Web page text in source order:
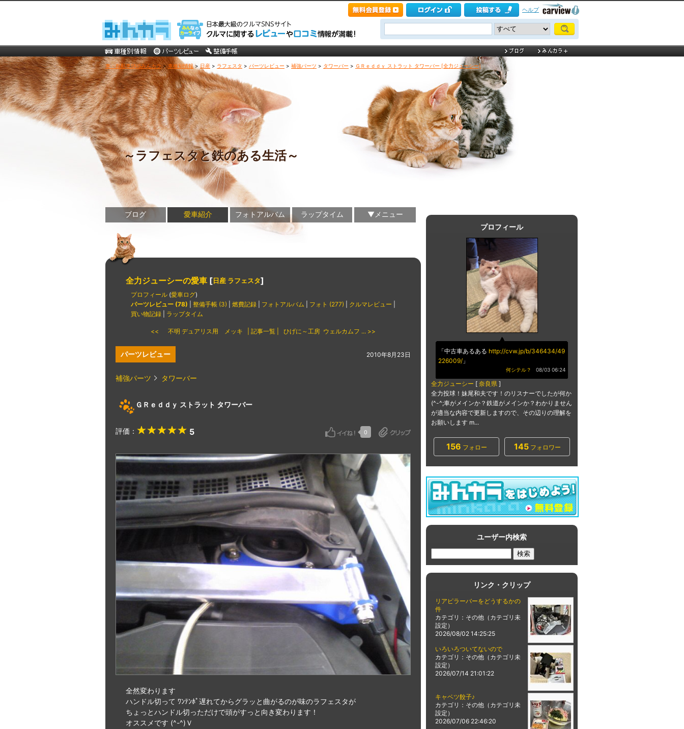
ヘルプ
車・自動車SNSみんカラ>車種別情報> 日産 > ラフェスタ > パーツレビュー > 補強パーツ > タワーバー > ＧＲｅｄｄｙ ストラット タワーバー [全力ジューシー]
～ラフェスタと鉄のある生活～
ブログ 愛車紹介 フォトアルバム ラップタイム ▼メニュー
全力ジューシーの愛車 [日産 ラフェスタ]
プロフィール (愛車ログ)
パーツレビュー (78)
整備手帳 (3) 燃費記録 フォトアルバム フォト (277) クルマレビュー
買い物記録
ラップタイム
<< 不明 デュアリス用 メッキ | 記事一覧 | ひげに～工房 ウェルカムフ ... >>
パーツレビュー 2010年8月23日
補強パーツ タワーバー
ＧＲｅｄｄｙ ストラット タワーバー
評価： 5 0
全然変わります
ハンドル切って ﾜﾝﾃﾝﾎﾟ遅れてからグラッと曲がるのが味のラフェスタが
ちょっとハンドル切っただけで頭がすっと向き変わります！
オススメです (^-^)Ｖ
プロフィール
「中古車あるある http://cvw.jp/b/346434/49
226009/ 」
何シテル？ 08/03 06:24
全力ジューシー [ 奈良県 ]
全力投球！妹尾和夫です！のリスナーでしたが何か
(^-^;車がメインか？鉄道がメインか？わかりません
が適当な内容で更新しますので、その辺りの理解を
お願いします m...
156 フォロー 145フォロワー
ユーザー内検索
リンク・クリップ
リアピラーバーをどうするかの
件
カテゴリ：その他（カテゴリ未
設定）
2026/08/02 14:25:25
いろいろついてないので
カテゴリ：その他（カテゴリ未
設定）
2026/07/14 21:01:22
キャベツ餃子♪
カテゴリ：その他（カテゴリ未
設定）
2026/07/06 22:46:20